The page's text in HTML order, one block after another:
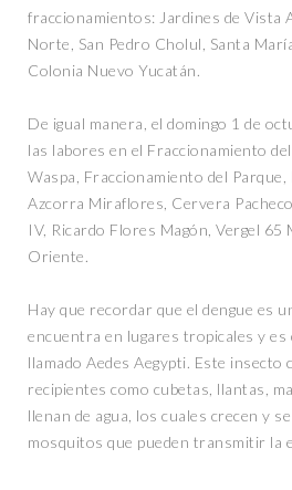
fraccionamientos: Jardines de Vista
Norte, San Pedro Cholul, Santa
Colonia Nuevo Yucatán.
De igual manera, el domingo 1 de
las labores en el Fraccionamiento
Waspa, Fraccionamiento del Parque,
Azcorra Miraflores, Cervera
IV, Ricardo Flores Magón, Vergel 65
Oriente.
Hay que recordar que el dengue es
encuentra en lugares tropicales y es
llamado Aedes Aegypti. Este insecto
recipientes como cubetas, llantas,
llenan de agua, los cuales crecen y
mosquitos que pueden transmitir la